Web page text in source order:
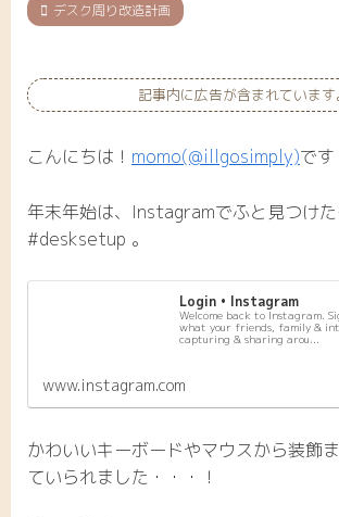
デスク周り改造計画
記事内に広告が含まれています
こんにちは！ momo(@illgosimply)です
年末年始は、Instagramでふと見つけ
#desksetup 。
Login • Instagram
Welcome back to Instagram.
what your friends, family &
capturing & sharing arou...
www.instagram.com
かわいいキーボードやマウスから装飾
ていられました・・・！